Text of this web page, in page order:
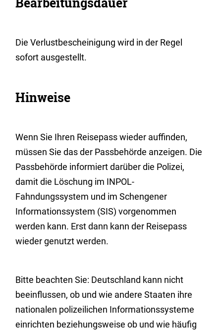
Die Verlustbescheinigung wird in der Regel
sofort ausgestellt.
Hinweise
Wenn Sie Ihren Reisepass wieder auffinden,
müssen Sie das der Passbehörde anzeigen. Die
Passbehörde informiert darüber die Polizei,
damit die Löschung im INPOL-
Fahndungssystem und im Schengener
Informationssystem (SIS) vorgenommen
werden kann. Erst dann kann der Reisepass
wieder genutzt werden.
Bitte beachten Sie: Deutschland kann nicht
beeinflussen, ob und wie andere Staaten ihre
nationalen polizeilichen Informationssysteme
einrichten beziehungsweise ob und wie häufig